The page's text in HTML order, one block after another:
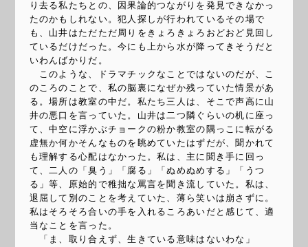
り去る私たちとの、因果論的つながりを発見できなかっ
たのかもしれない。犯人探しが行われているその場で
も、山井はただただ周りをきょろきょろおどおど見回し
ているだけだった。今にも上から水が降ってきそうだと
いわんばかりだ。
このような、ドラマチックなことではないのだが、こ
のころのことで、私の脳裏になぜか残っていた情景があ
る。場所は教室の中だ。私たち三人は、そこで声高に山
井の悪口を言っていた。山井は二つ隣ぐらいの机に座っ
て、中空に浮かぶチョークの粉か教室の隅っこに転がる
虚無か何かそんなものを眺めていたはずだが、聞かれて
も理解する心配はなかった。私は、主に聞き手に回っ
て、二人の「臭う」「腐る」「ぬめぬめする」「うつ
る」等、原始的で稚拙な罵言を聞き流していた。私は、
退屈して別のことを考えていた、薄ら笑いは崩さずに。
私はそろそろ合いの手を入れるころあいだと感じて、適
当なことを言った。
「ま、取り合えず、生きている意味はないわな」